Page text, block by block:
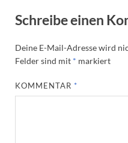
Schreibe einen
Deine E-Mail-Adresse wird
Felder sind mit * markiert
KOMMENTAR *